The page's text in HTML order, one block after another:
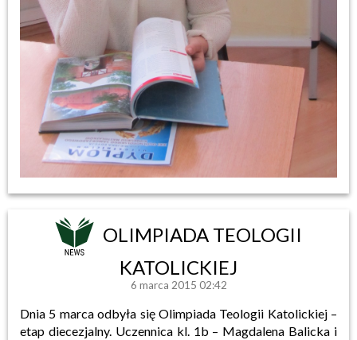
OLIMPIADA TEOLOGII
KATOLICKIEJ
6 marca 2015 02:42
Dnia 5 marca odbyła się Olimpiada Teologii Katolickiej –
etap diecezjalny. Uczennica kl. 1b – Magdalena Balicka i